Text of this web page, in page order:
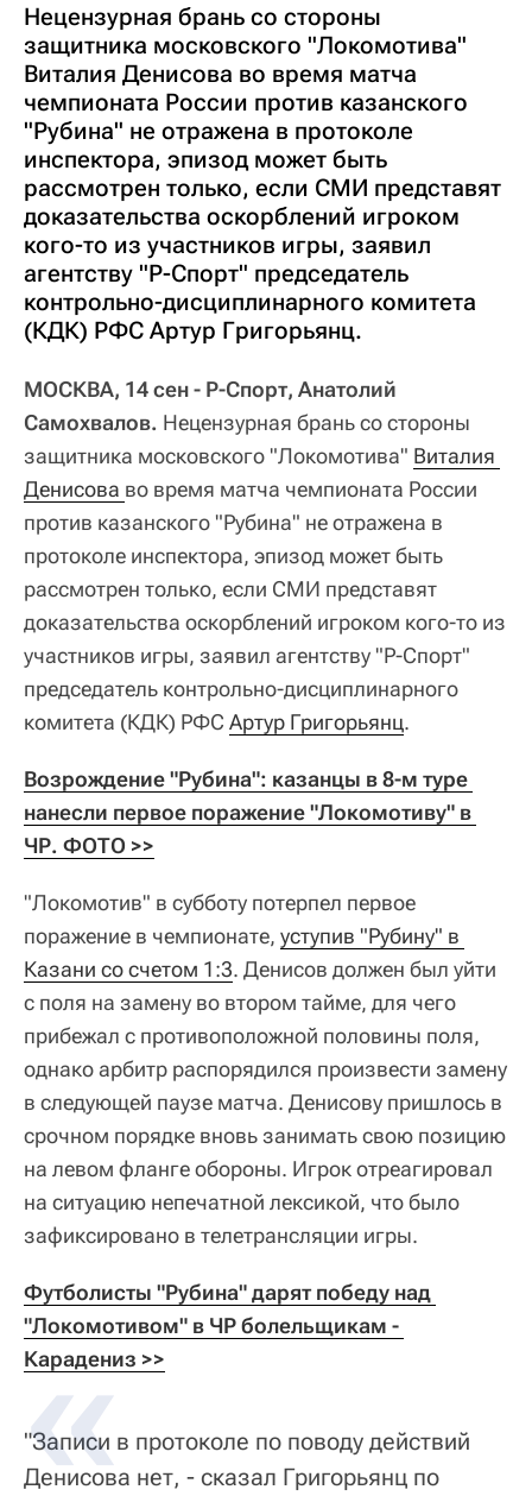
Нецензурная брань со стороны
защитника московского "Локомотива"
Виталия Денисова во время матча
чемпионата России против казанского
"Рубина" не отражена в протоколе
инспектора, эпизод может быть
рассмотрен только, если СМИ представят
доказательства оскорблений игроком
кого-то из участников игры, заявил
агентству "Р-Спорт" председатель
контрольно-дисциплинарного комитета
(КДК) РФС Артур Григорьянц.
МОСКВА, 14 сен - Р-Спорт, Анатолий
Самохвалов. Нецензурная брань со стороны
защитника московского "Локомотива" Виталия
Денисова во время матча чемпионата России
против казанского "Рубина" не отражена в
протоколе инспектора, эпизод может быть
рассмотрен только, если СМИ представят
доказательства оскорблений игроком кого-то из
участников игры, заявил агентству "Р-Спорт"
председатель контрольно-дисциплинарного
комитета (КДК) РФС Артур Григорьянц.
Возрождение "Рубина": казанцы в 8-м туре
нанесли первое поражение "Локомотиву" в
ЧР. ФОТО >>
"Локомотив" в субботу потерпел первое
поражение в чемпионате, уступив "Рубину" в
Казани со счетом 1:3. Денисов должен был уйти
с поля на замену во втором тайме, для чего
прибежал с противоположной половины поля,
однако арбитр распорядился произвести замену
в следующей паузе матча. Денисову пришлось в
срочном порядке вновь занимать свою позицию
на левом фланге обороны. Игрок отреагировал
на ситуацию непечатной лексикой, что было
зафиксировано в телетрансляции игры.
Футболисты "Рубина" дарят победу над
"Локомотивом" в ЧР болельщикам -
Карадениз >>
"Записи в протоколе по поводу действий
Денисова нет, - сказал Григорьянц по